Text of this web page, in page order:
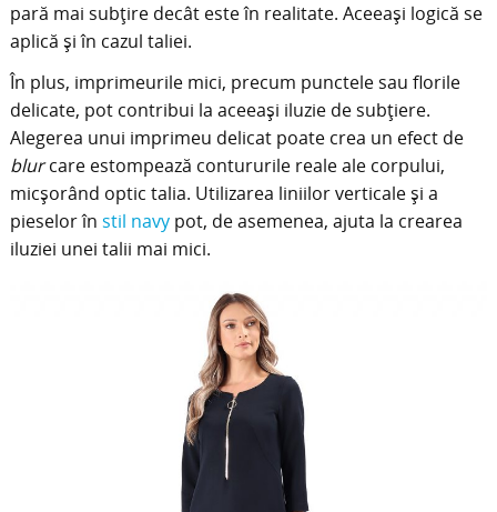
pară mai subțire decât este în realitate. Aceeași logică se
aplică și în cazul taliei.
În plus, imprimeurile mici, precum punctele sau florile
delicate, pot contribui la aceeași iluzie de subțiere.
Alegerea unui imprimeu delicat poate crea un efect de
blurcare estompează contururile reale ale corpului,
micșorând optic talia. Utilizarea liniilor verticale și a
pieselor în stil navypot, de asemenea, ajuta la crearea
iluziei unei talii mai mici.